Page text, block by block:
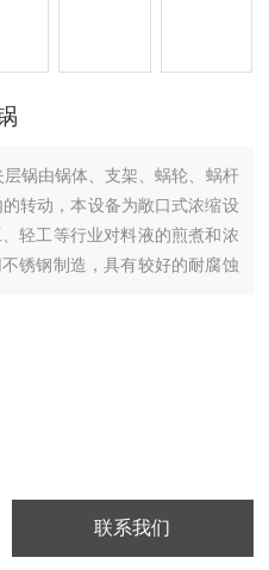
锅由锅体、支架、蜗轮、蜗杆
转动，本设备为敞口式浓缩设
轻工等行业对料液的煎煮和浓
锈钢制造，具有较好的耐腐蚀
联系我们